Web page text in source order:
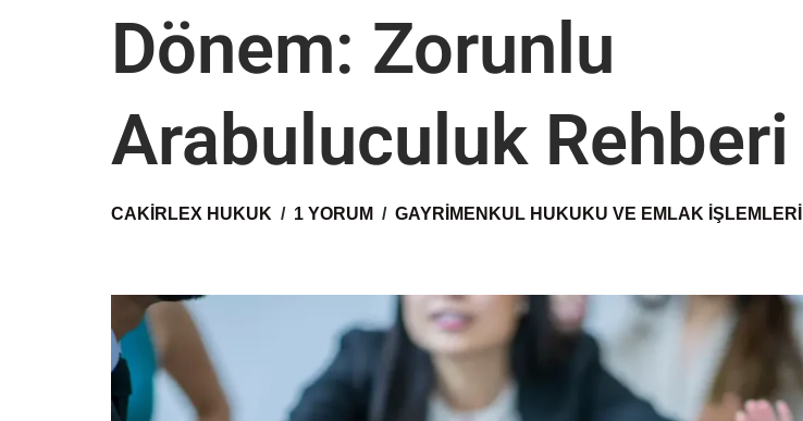
Dönem: Zorunlu
Arabuluculuk Rehberi
CAKIRLEX HUKUK 1 YORUM GAYRIMENKUL HUKUKU VE EMLAK İŞLEMLERI